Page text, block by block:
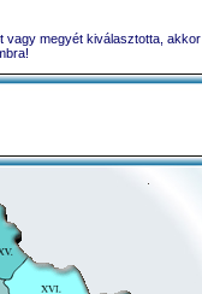
vagy megyét kiválasztotta, akkor